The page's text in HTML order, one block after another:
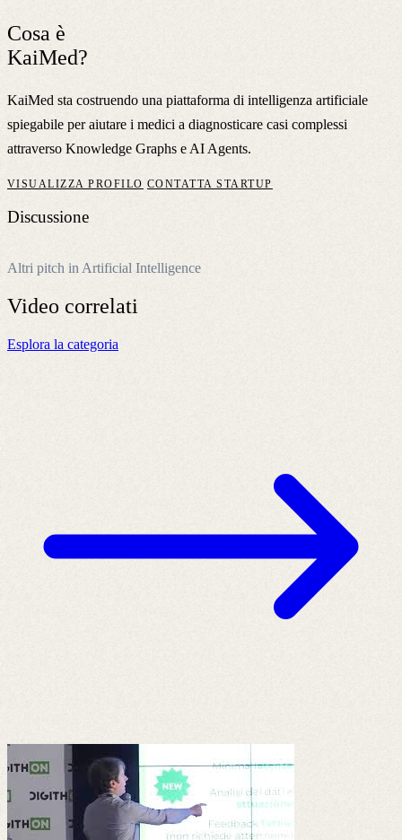
Cosa è
KaiMed?
KaiMed sta costruendo una piattaforma di intelligenza artificiale
spiegabile per aiutare i medici a diagnosticare casi complessi
attraverso Knowledge Graphs e AI Agents.
VISUALIZZA PROFILO CONTATTA STARTUP
Discussione
Altri pitch in Artificial Intelligence
Video correlati
Esplora la categoria